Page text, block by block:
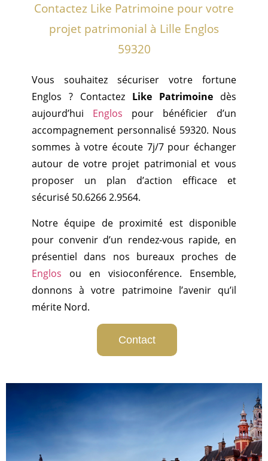
Contactez Like Patrimoine pour votre
projet patrimonial à Lille Englos
59320
Vous souhaitez sécuriser votre fortune
Englos ? Contactez Like Patrimoine dès
aujourd’hui Englos pour bénéficier d’un
accompagnement personnalisé 59320. Nous
sommes à votre écoute 7j/7 pour échanger
autour de votre projet patrimonial et vous
proposer un plan d’action efficace et
sécurisé 50.6266 2.9564.
Notre équipe de proximité est disponible
pour convenir d’un rendez-vous rapide, en
présentiel dans nos bureaux proches de
Englos ou en visioconférence. Ensemble,
donnons à votre patrimoine l’avenir qu’il
mérite Nord.
Contact